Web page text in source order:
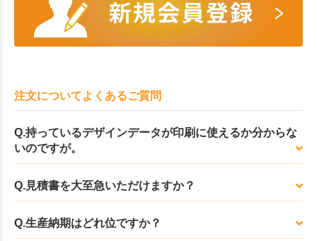
注文についてよくあるご質問
Q.持っているデザインデータが印刷に使えるか分からな
いのですが。
Q.見積書を大至急いただけますか？
Q.生産納期はどれ位ですか？